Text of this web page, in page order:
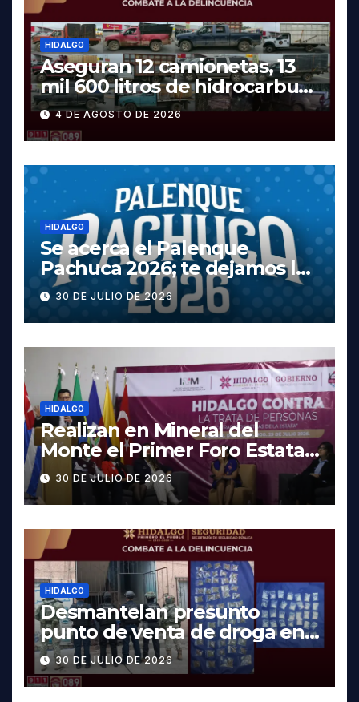
HIDALGO
Aseguran 12 camionetas, 13
mil 600 litros de hidrocarburo
y dos vehículos robados en
Tula
4 DE AGOSTO DE 2026
HIDALGO
Se acerca el Palenque
Pachuca 2026; te dejamos la
cartelera completa, las
fechas y los precios
30 DE JULIO DE 2026
HIDALGO
Realizan en Mineral del
Monte el Primer Foro Estatal
contra la Trata de Personas
30 DE JULIO DE 2026
HIDALGO
Desmantelan presunto
punto de venta de droga en
Pachuca; hay dos detenidos
30 DE JULIO DE 2026